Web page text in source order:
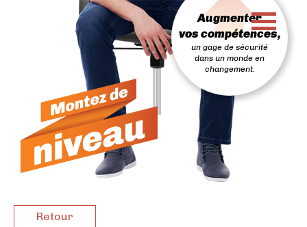
Augmenter
vos compétences,
un gage de sécurité
dans un monde en
changement.
Retour